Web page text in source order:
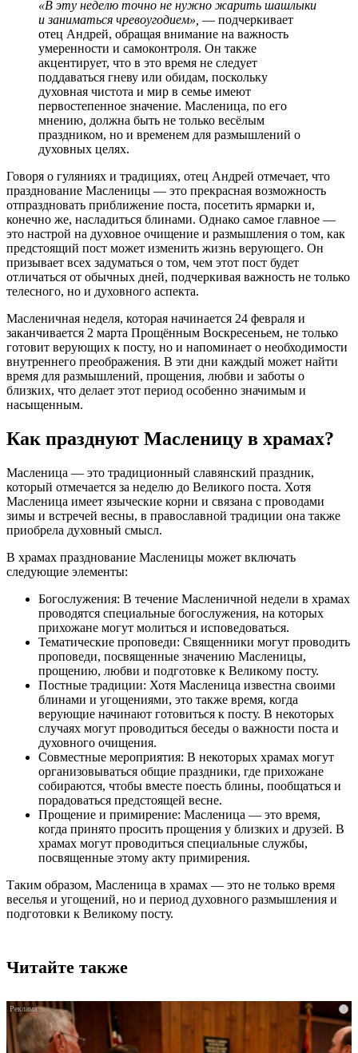
«В эту неделю точно не нужно жарить шашлыки
и заниматься чревоугодием», — подчеркивает
отец Андрей, обращая внимание на важность
умеренности и самоконтроля. Он также
акцентирует, что в это время не следует
поддаваться гневу или обидам, поскольку
духовная чистота и мир в семье имеют
первостепенное значение. Масленица, по его
мнению, должна быть не только весёлым
праздником, но и временем для размышлений о
духовных целях.
Говоря о гуляниях и традициях, отец Андрей отмечает, что
празднование Масленицы — это прекрасная возможность
отпраздновать приближение поста, посетить ярмарки и,
конечно же, насладиться блинами. Однако самое главное —
это настрой на духовное очищение и размышления о том, как
предстоящий пост может изменить жизнь верующего. Он
призывает всех задуматься о том, чем этот пост будет
отличаться от обычных дней, подчеркивая важность не только
телесного, но и духовного аспекта.
Масленичная неделя, которая начинается 24 февраля и
заканчивается 2 марта Прощённым Воскресеньем, не только
готовит верующих к посту, но и напоминает о необходимости
внутреннего преображения. В эти дни каждый может найти
время для размышлений, прощения, любви и заботы о
близких, что делает этот период особенно значимым и
насыщенным.
Как празднуют Масленицу в храмах?
Масленица — это традиционный славянский праздник,
который отмечается за неделю до Великого поста. Хотя
Масленица имеет языческие корни и связана с проводами
зимы и встречей весны, в православной традиции она также
приобрела духовный смысл.
В храмах празднование Масленицы может включать
следующие элементы:
Богослужения: В течение Масленичной недели в храмах
проводятся специальные богослужения, на которых
прихожане могут молиться и исповедоваться.
Тематические проповеди: Священники могут проводить
проповеди, посвященные значению Масленицы,
прощению, любви и подготовке к Великому посту.
Постные традиции: Хотя Масленица известна своими
блинами и угощениями, это также время, когда
верующие начинают готовиться к посту. В некоторых
случаях могут проводиться беседы о важности поста и
духовного очищения.
Совместные мероприятия: В некоторых храмах могут
организовываться общие праздники, где прихожане
собираются, чтобы вместе поесть блины, пообщаться и
порадоваться предстоящей весне.
Прощение и примирение: Масленица — это время,
когда принято просить прощения у близких и друзей. В
храмах могут проводиться специальные службы,
посвященные этому акту примирения.
Таким образом, Масленица в храмах — это не только время
веселья и угощений, но и период духовного размышления и
подготовки к Великому посту.
Читайте также
i